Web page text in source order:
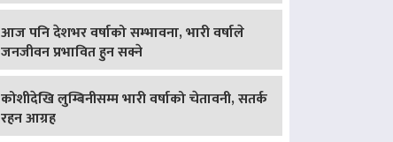
आज पनि देशभर वर्षाको सम्भावना, भारी वर्षाले
जनजीवन प्रभावित हुन सक्ने
कोशीदेखि लुम्बिनीसम्म भारी वर्षाको चेतावनी, सतर्क
रहन आग्रह